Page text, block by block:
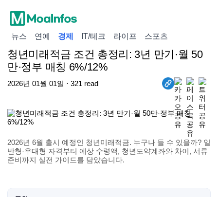
뉴스 연예 경제 IT/테크 라이프 스포츠
청년미래적금 조건 총정리: 3년 만기·월 50
만·정부 매칭 6%/12%
2026년 01월 01일 · 321 read
2026년 6월 출시 예정인 청년미래적금. 누구나 들 수 있을까? 일
반형·우대형 자격부터 예상 수령액, 청년도약계좌와 차이, 서류
준비까지 실전 가이드를 담았습니다.